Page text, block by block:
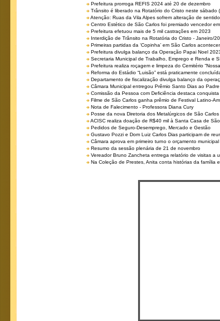
Prefeitura prorroga REFIS 2024 até 20 de dezembro
Trânsito é liberado na Rotatório do Cristo neste sábado
Atenção: Ruas da Vila Alpes sofrem alteração de
Centro Estético de São Carlos foi premiado vencedor
Prefeitura efetuou mais de 5 mil castrações em 2023
Interdição de Trânsito na Rotatória do Cristo - Janeiro/
Primeiras partidas da ‘Copinha’ em São Carlos
Prefeitura divulga balanço da Operação Papai Noel
Secretaria Municipal de Trabalho, Emprego e Renda e
Prefeitura realiza roçagem e limpeza do Cemitério
Reforma do Estádio “Luisão” está praticamente
Departamento de fiscalização divulga balanço da
Câmara Municipal entregou Prêmio Santo Dias ao
Comissão da Pessoa com Deficiência destaca
Filme de São Carlos ganha prêmio de Festival Latino-
Nota de Falecimento - Professora Diana Cury
Posse da nova Diretoria dos Metalúrgicos de São
ACISC realiza doação de R$40 mil à Santa Casa de
Pedidos de Seguro-Desemprego, Mercado e Gestão
Gustavo Pozzi e Dom Luiz Carlos Dias participam de
Câmara aprova em primeiro turno o orçamento
Resumo da sessão plenária de 21 de novembro
Vereador Bruno Zancheta entrega relatório de visitas a
Na Coleção de Prestes, Anita conta histórias da família